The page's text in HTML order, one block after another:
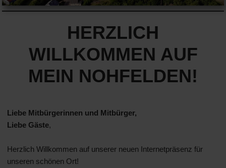
HERZLICH
WILLKOMMEN AUF
MEIN NOHFELDEN!
Liebe Mitbürgerinnen und Mitbürger,
Liebe Gäste,
Herzlich Willkommen auf unserer neuen Internetpräsenz für
unseren schönen Ort!